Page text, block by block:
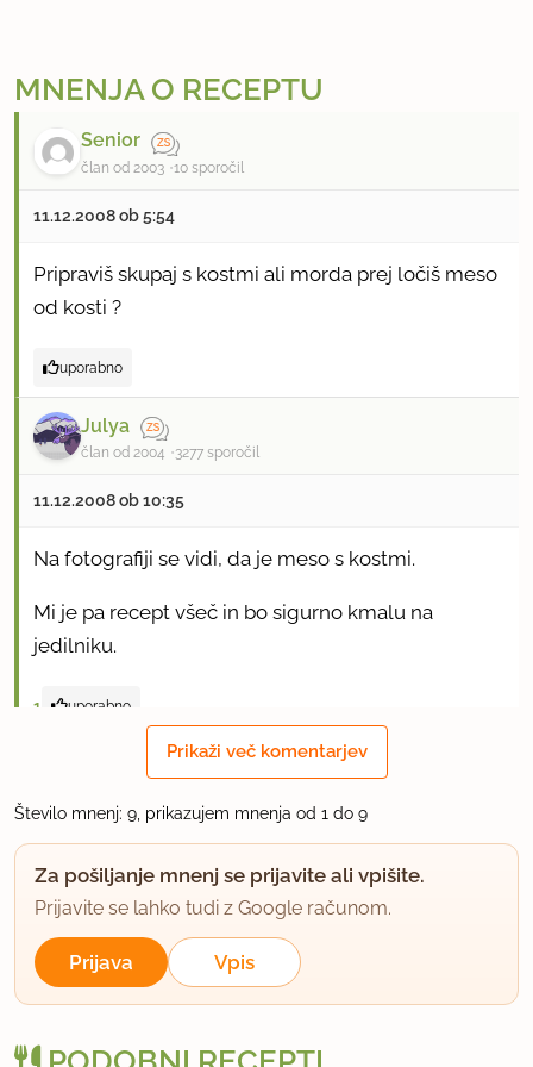
MNENJA O RECEPTU
Senior
član od 2003 10 sporočil
11.12.2008 ob 5:54
Pripraviš skupaj s kostmi ali morda prej ločiš meso
od kosti ?
uporabno
Julya
član od 2004 3277 sporočil
11.12.2008 ob 10:35
Na fotografiji se vidi, da je meso s kostmi.
Mi je pa recept všeč in bo sigurno kmalu na
jedilniku.
1 uporabno
11.12.2008 ob 12:52
Tudi meni je všeč in ga bom sigurno sprobala. Jaz
uporabno
Vanja_v_ZDA
Prikaži več komentarjev
Število mnenj: 9, prikazujem mnenja od 1 do 9
Za pošiljanje mnenj se prijavite ali vpišite.
Prijavite se lahko tudi z Google računom.
Prijava Vpis